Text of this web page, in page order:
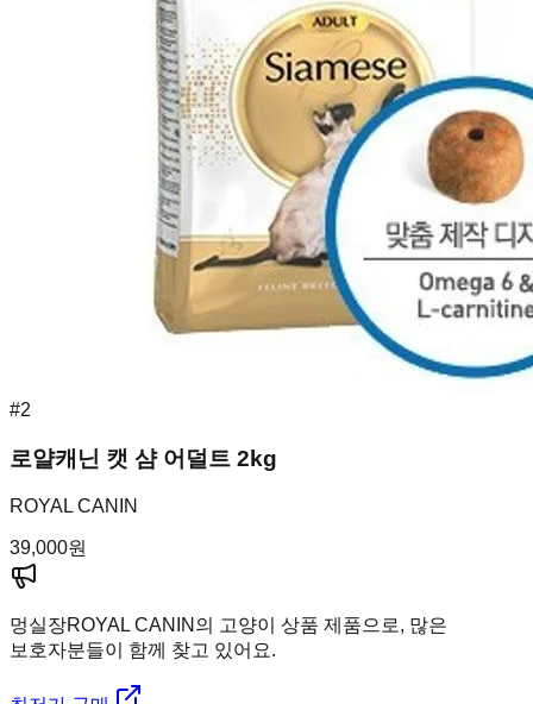
#2
로얄캐닌 캣 샴 어덜트 2kg
ROYAL CANIN
39,000원
멍실장ROYAL CANIN의 고양이 상품 제품으로, 많은
보호자분들이 함께 찾고 있어요.